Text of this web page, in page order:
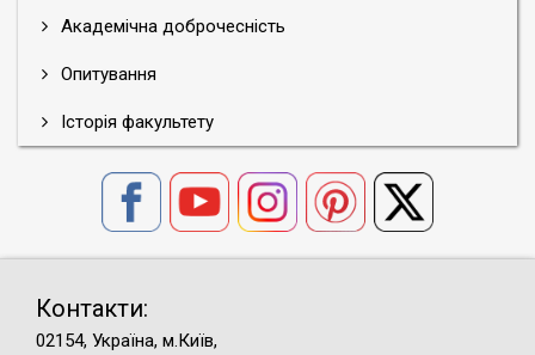
Академічна доброчесність
Опитування
Історія факультету
Контакти:
02154, Україна, м.Київ,